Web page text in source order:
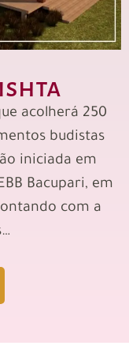
acolherá 250
budistas
iniciada em
Bacupari, em
com a